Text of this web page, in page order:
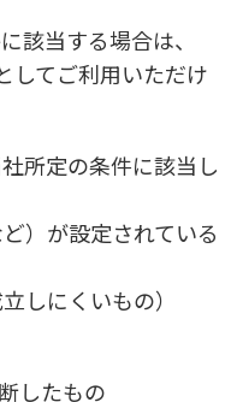
該当する場合は、
してご利用いただけ
所定の条件に該当し
）が設定されている
しにくいもの）
したもの